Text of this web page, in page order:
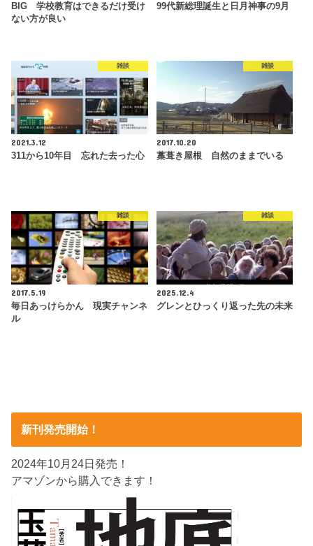
BIG 学校教育はできるだけ受け
ない方が良い
99代新総理誕生と日月神事の9月
雑談
2021.3.12
311から10年目 忘れた去った心
雑談
2017.10.20
藁葺き屋根 自然のままでいる
雑談
2017.5.19
毎日あっけらかん 現実チャンネ
ル
雑談
2025.12.4
グレンとひっくり返った先の未来
新刊発売開始！
2024年10月24日発売！
アマゾンから購入できます！